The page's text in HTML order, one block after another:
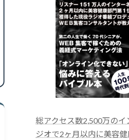
総アクセス数2,500万のイ
ジオで2ヶ月以内に美容